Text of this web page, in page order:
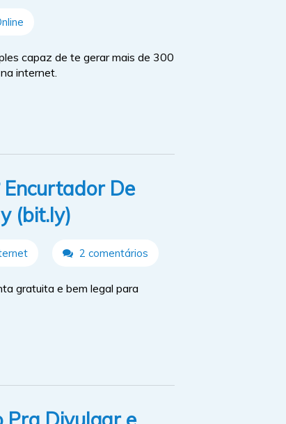
capaz de te gerar mais de 300
internet.
De
(bit.ly)
2 comentários
gratuita e bem legal para